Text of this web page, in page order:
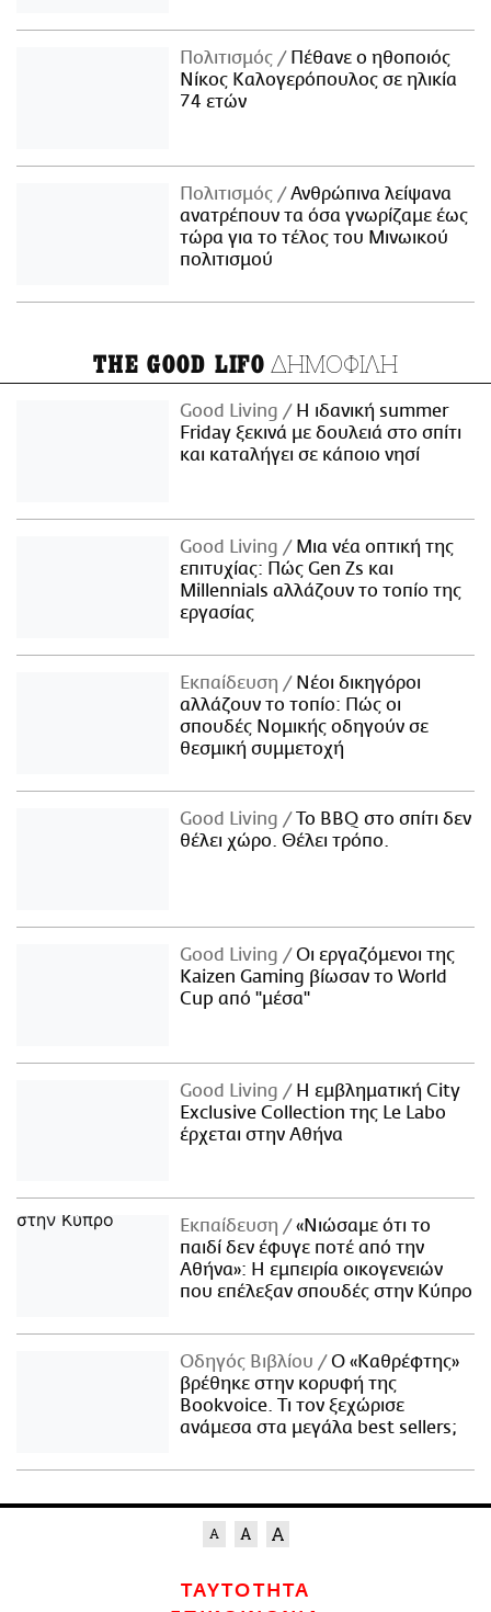
Πολιτισμός
Πέθανε ο ηθοποιός
Νίκος Καλογερόπουλος σε ηλικία
74 ετών
Πολιτισμός
Ανθρώπινα λείψανα
ανατρέπουν τα όσα γνωρίζαμε έως
τώρα για το τέλος του Μινωικού
πολιτισμού
THE GOOD LIFO ΔΗΜΟΦΙΛΗ
Good Living
Η ιδανική summer
Friday ξεκινά με δουλειά στο σπίτι
και καταλήγει σε κάποιο νησί
Good Living
Μια νέα οπτική της
επιτυχίας: Πώς Gen Zs και
Millennials αλλάζουν το τοπίο της
εργασίας
Εκπαίδευση
Νέοι δικηγόροι
αλλάζουν το τοπίο: Πώς οι
σπουδές Νομικής οδηγούν σε
θεσμική συμμετοχή
Good Living
Το BBQ στο σπίτι δεν
θέλει χώρο. Θέλει τρόπο.
Good Living
Οι εργαζόμενοι της
Kaizen Gaming βίωσαν το World
Cup από "μέσα"
Good Living
Η εμβληματική City
Exclusive Collection της Le Labo
έρχεται στην Αθήνα
Εκπαίδευση
«Νιώσαμε ότι το
παιδί δεν έφυγε ποτέ από την
Αθήνα»: Η εμπειρία οικογενειών
που επέλεξαν σπουδές στην Κύπρο
Οδηγός Βιβλίου
Ο «Καθρέφτης»
βρέθηκε στην κορυφή της
Bookvoice. Τι τον ξεχώρισε
ανάμεσα στα μεγάλα best sellers;
ΤΑΥΤΟΤΗΤΑ